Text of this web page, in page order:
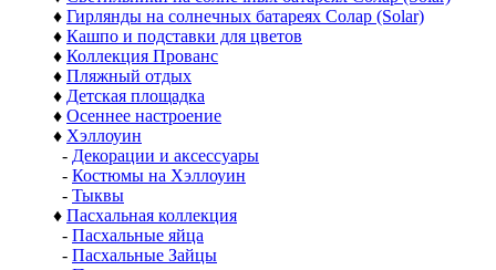
♦ Гирлянды на солнечных батареях Солар (Solar)
♦ Кашпо и подставки для цветов
♦ Коллекция Прованс
♦ Пляжный отдых
♦ Детская площадка
♦ Осеннее настроение
♦ Хэллоуин
- Декорации и аксессуары
- Костюмы на Хэллоуин
- Тыквы
♦ Пасхальная коллекция
- Пасхальные яйца
- Пасхальные Зайцы